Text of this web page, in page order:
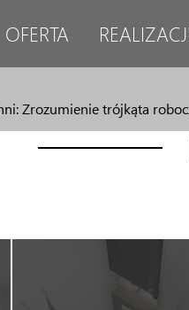
OFERTA
Zrozumienie trójkąta